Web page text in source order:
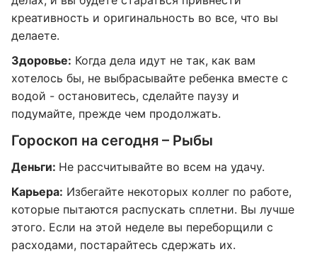
креативность и оригинальность во все, что вы
делаете.
Здоровье: Когда дела идут не так, как вам
хотелось бы, не выбрасывайте ребенка вместе с
водой - остановитесь, сделайте паузу и
подумайте, прежде чем продолжать.
Гороскоп на сегодня – Рыбы
Деньги: Не рассчитывайте во всем на удачу.
Карьера: Избегайте некоторых коллег по работе,
которые пытаются распускать сплетни. Вы лучше
этого. Если на этой неделе вы переборщили с
расходами, постарайтесь сдержать их.